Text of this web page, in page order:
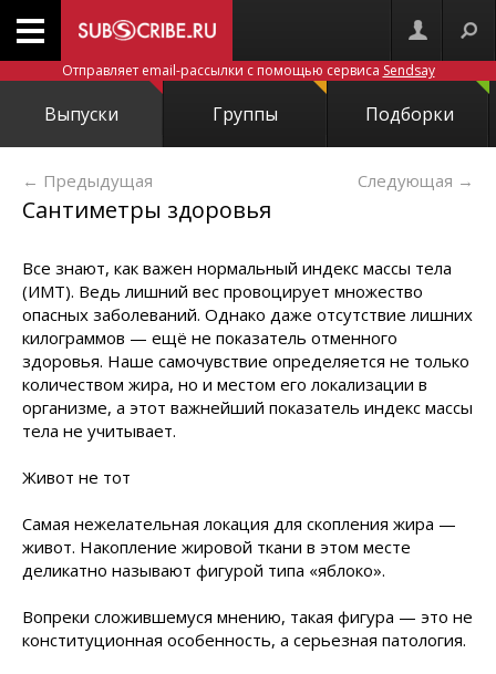
Отправляет email-рассылки с помощью сервиса Sendsay
Выпуски Группы Подборки
← Предыдущая Следующая →
Сантиметры здоровья
Все знают, как важен нормальный индекс массы тела
(ИМТ). Ведь лишний вес провоцирует множество
опасных заболеваний. Однако даже отсутствие лишних
килограммов — ещё не показатель отменного
здоровья. Наше самочувствие определяется не только
количеством жира, но и местом его локализации в
организме, а этот важнейший показатель индекс массы
тела не учитывает.
Живот не тот
Самая нежелательная локация для скопления жира —
живот. Накопление жировой ткани в этом месте
деликатно называют фигурой типа «яблоко».
Вопреки сложившемуся мнению, такая фигура — это не
конституционная особенность, а серьезная патология.